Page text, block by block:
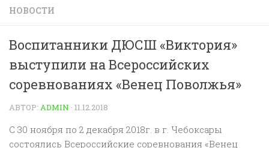
НОВОСТИ
Воспитанники ДЮСШ «Виктория»
выступили на Всероссийских
соревнованиях «Венец Поволжья»
АВТОР: ADMIN · 11.12.2018
С 30 ноября по 2 декабря 2018г. в г. Чебоксары
состоялись Всероссийские соревнования «Венец